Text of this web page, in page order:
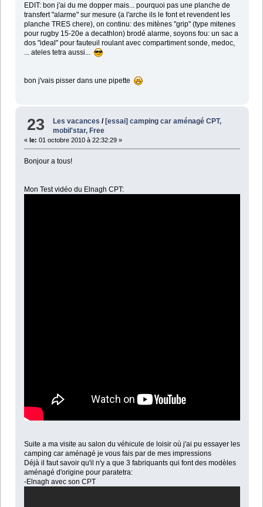
EDIT: bon j'ai du me dopper mais... pourquoi pas une planche de
transfert "alarme" sur mesure (a l'arche ils le font et revendent les
planche TRES chere), on continu: des mitènes "grip" (type mitenes
pour rugby 15-20e a decathlon) brodé alarme, soyons fou: un sac a
dos "ideal" pour fauteuil roulant avec compartiment sonde, medoc,
... ateles tetra aussi...
bon j'vais pisser dans une pipette
23 Les vacances / [essai] camping car aménagé CPT,
mobil'star, Free
« le: 01 octobre 2010 à 22:32:29 »
Bonjour a tous!
Mon Test vidéo du Elnagh CPT:
Suite a ma visite au salon du véhicule de loisir où j'ai pu essayer les
camping car aménagé je vous fais par de mes impressions
Déjà il faut savoir qu'il n'y a que 3 fabriquants qui font des modèles
aménagé d'origine pour paratetra:
-Elnagh avec son CPT